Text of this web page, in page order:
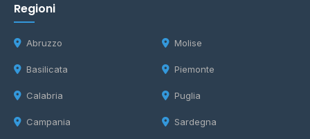
Regioni
Abruzzo
Basilicata
Calabria
Campania
Molise
Piemonte
Puglia
Sardegna